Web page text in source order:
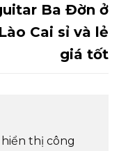
Ba Đờn ở
Cai sỉ và lẻ
giá tốt
thị công